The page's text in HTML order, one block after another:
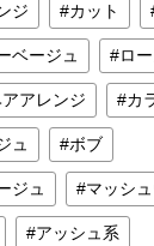
ジ カット
ベージュ ロ
アレンジ カ
ュ ボブ
ジュ マッシ
アッシュ系